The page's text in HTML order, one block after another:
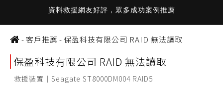
資料救援網友好評，眾多成功案例推薦
-客戶推薦 -保盈科技有限公司 RAID 無法讀取
保盈科技有限公司 RAID 無法讀取
救援裝置｜Seagate ST8000DM004 RAID5